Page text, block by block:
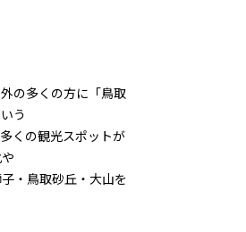
の多くの方に「鳥取
う
くの観光スポットが
・鳥取砂丘・大山を